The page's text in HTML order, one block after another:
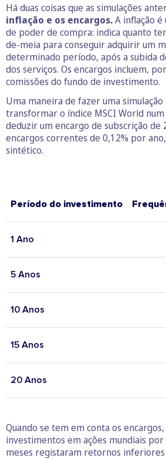
Há duas coisas que as simulações
inflação e os encargos.A inflação
de poder de compra: indica quanto
de-meia para conseguir adquirir um
determinado período, após a subida
dos serviços. Os encargos incluem,
comissões do fundo de investimento.
Uma maneira de fazer uma
transformar o índice MSCI World
deduzir um encargo de subscrição de
encargos correntes de 0,12% por
sintético.
Período do investimento
1 Ano
5 Anos
10 Anos
15 Anos
20 Anos
Quando se tem em conta os
investimentos em ações mundiais
meses registaram retornos inferiores